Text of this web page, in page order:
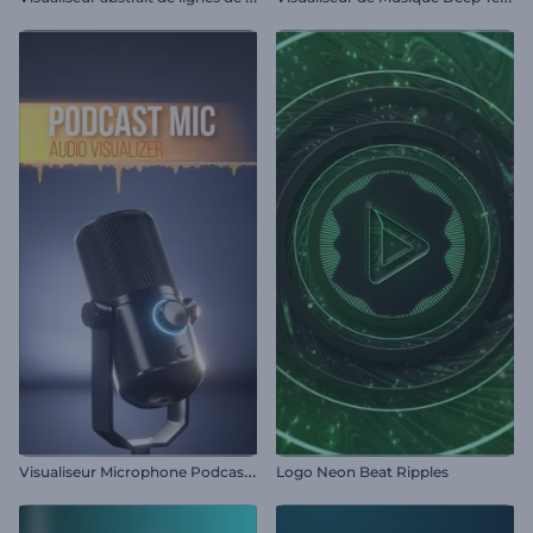
V
isualiseur Microphone Podcast Audio Logo Neon Beat Ripples